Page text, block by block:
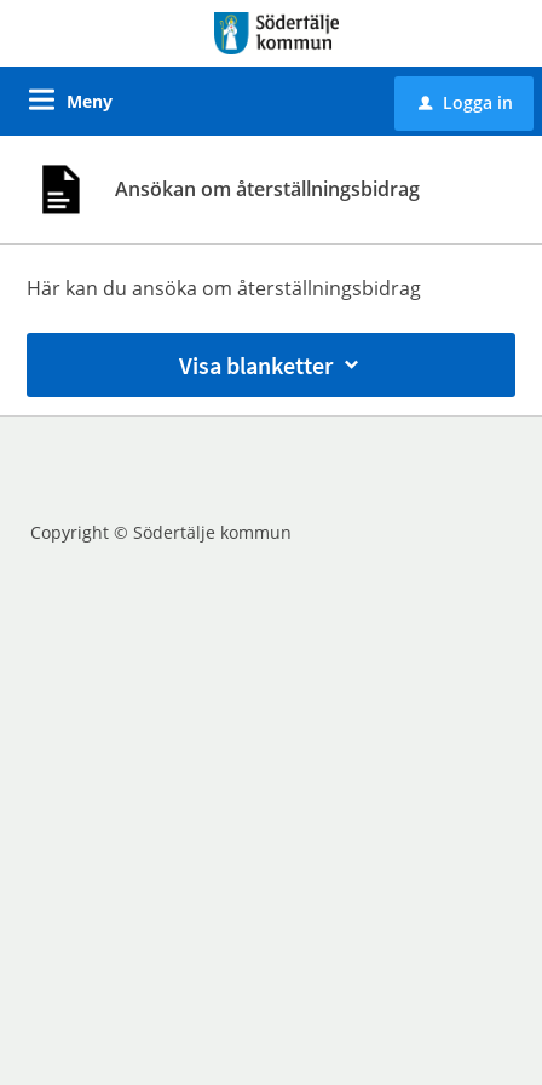
Meny u Logga in
Ansökan om återställningsbidrag
Här kan du ansöka om återställningsbidrag
Visa blanketter
Copyright © Södertälje kommun